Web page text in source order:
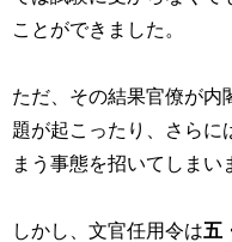
ことができました。
ただ、その結果官僚が内
題が起こったり、さらに
まう事態を招いてしまい
しかし、文官任用令は五